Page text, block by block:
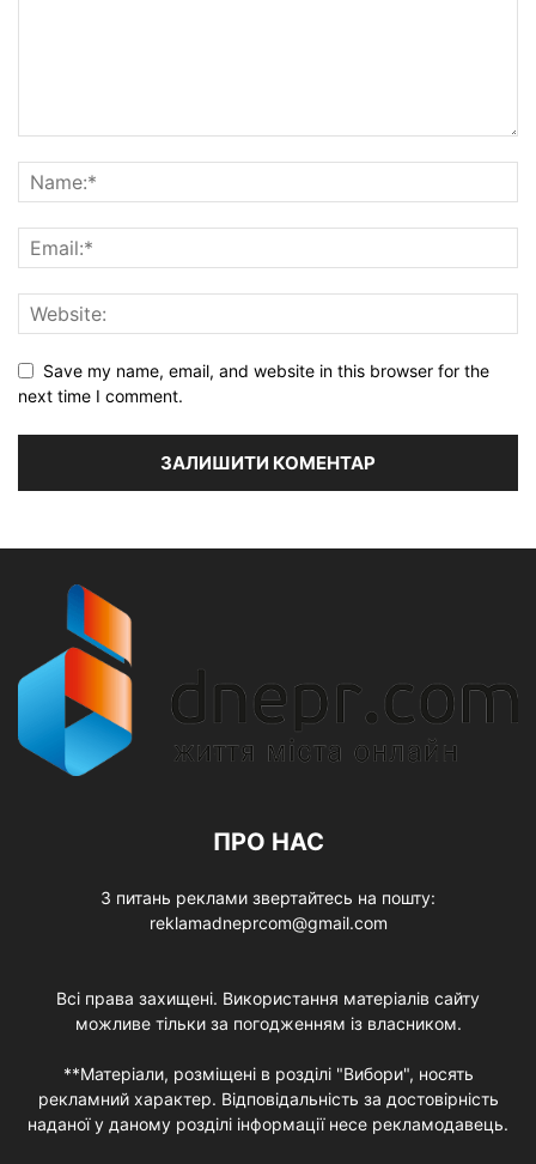
Save my name, email, and website in this browser for the
next time I comment.
ПРО НАС
З питань реклами звертайтесь на пошту:
reklamadneprcom@gmail.com
Всі права захищені. Використання матеріалів сайту
можливе тільки за погодженням із власником.
**Матеріали, розміщені в розділі "Вибори", носять
рекламний характер. Відповідальність за достовірність
наданої у даному розділі інформації несе рекламодавець.